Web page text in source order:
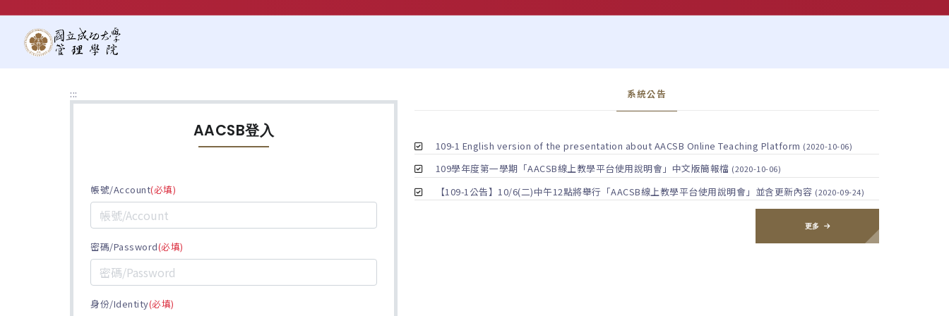
:::
AACSB登入
帳號/Account(必填)
密碼/Password(必填)
身份/Identity(必填)
系統公告
109-1 English version of the presentation about AACSB Online Teaching Platform (2020-10-06)
109學年度第一學期「AACSB線上教學平台使用說明會」中文版簡報檔 (2020-10-06)
【109-1公告】10/6(二)中午12點將舉行「AACSB線上教學平台使用說明會」並含更新內容 (2020-09-24)
更多